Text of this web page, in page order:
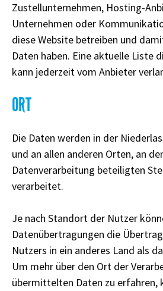
Zustellunternehmen, Hosting-
Unternehmen oder
diese Website betreiben und
Daten haben. Eine aktuelle Liste
kann jederzeit vom Anbieter
ORT
Die Daten werden in der
und an allen anderen Orten, an
Datenverarbeitung beteiligten
verarbeitet.
Je nach Standort der Nutzer
Datenübertragungen die
Nutzers in ein anderes Land als
Um mehr über den Ort der
übermittelten Daten zu erfahren,